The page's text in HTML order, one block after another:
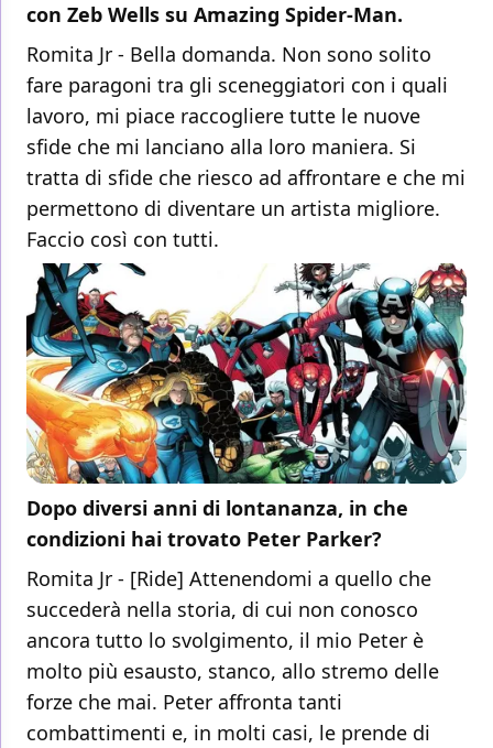
con Zeb Wells su Amazing Spider-Man.
Romita Jr - Bella domanda. Non sono solito
fare paragoni tra gli sceneggiatori con i quali
lavoro, mi piace raccogliere tutte le nuove
sfide che mi lanciano alla loro maniera. Si
tratta di sfide che riesco ad affrontare e che mi
permettono di diventare un artista migliore.
Faccio così con tutti.
Dopo diversi anni di lontananza, in che
condizioni hai trovato Peter Parker?
Romita Jr - [Ride] Attenendomi a quello che
succederà nella storia, di cui non conosco
ancora tutto lo svolgimento, il mio Peter è
molto più esausto, stanco, allo stremo delle
forze che mai. Peter affronta tanti
combattimenti e, in molti casi, le prende di